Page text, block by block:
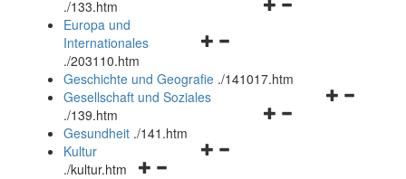
Navigationsmenü
./133.htm
Navigationsmenü
und
schließen
Europa und
Internationales
./203110.htm
Geschichte und Geografie ./141017.htm
Navigationsmenü
Gesellschaft und Soziales
./139.htm
Navigationsmenü
Gesundheit ./141.htm
Navigationsmenü
Kultur
./kultur.htm